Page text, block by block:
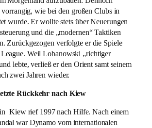
vorrangig, wie bei den großen Clubs in
wurde. Er wollte stets über Neuerungen
und die „modernen“ Taktiken
Zurückgezogen verfolgte er die Spiele
Weil Lobanowski „richtiger
lebte, verließ er den Orient samt seinem
zwei Jahren wieder.
Rückkehr nach Kiew
Kiew rief 1997 nach Hilfe. Nach einem
war Dynamo vom internationalen